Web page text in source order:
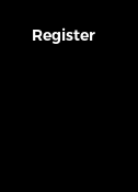
Register